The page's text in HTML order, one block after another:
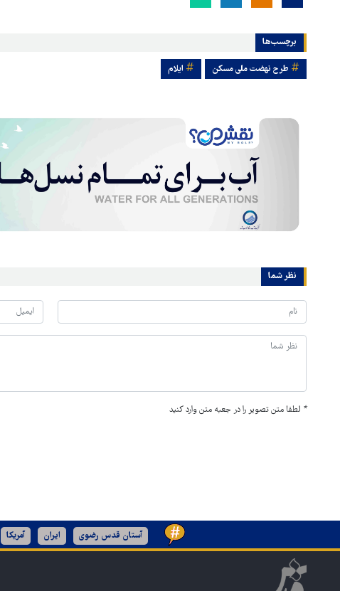
برچسب‌ها
طرح نهضت ملی مسکن ایلام
نظر شما
* لطفا متن تصویر را در جعبه متن وارد کنید
آستان قدس رضوی ایران آمریکا